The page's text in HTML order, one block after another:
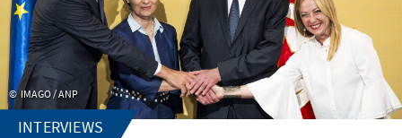
IMAGO / ANP
INTERVIEWS